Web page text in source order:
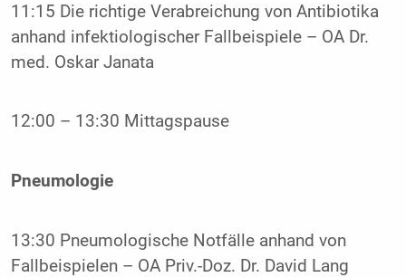
11:15 Die richtige Verabreichung von Antibiotika
anhand infektiologischer Fallbeispiele – OA Dr.
med. Oskar Janata
12:00 – 13:30 Mittagspause
Pneumologie
13:30 Pneumologische Notfälle anhand von
Fallbeispielen – OA Priv.-Doz. Dr. David Lang